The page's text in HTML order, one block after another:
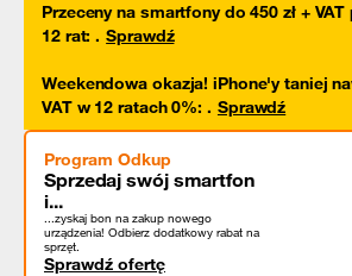
Przeceny na smartfony do 450 zł +
12 rat: . Sprawdź
Weekendowa okazja! iPhone'y taniej
VAT w 12 ratach 0%: . Sprawdź
Program Odkup
Sprzedaj swój smartfon
i...
...zyskaj bon na zakup nowego
urządzenia! Odbierz dodatkowy rabat na
sprzęt.
Sprawdź ofertę